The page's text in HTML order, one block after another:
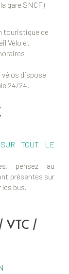
gare SNCF)
touristique de
Vélo et
vélos dispose
24/24.
SUR TOUT LE
pensez au
présentes sur
bus.
VTC /